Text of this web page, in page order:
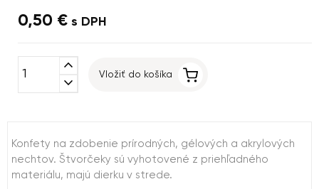
0,50 € s DPH
expand_less
expand_more
Vložiť do košíka
Konfety na zdobenie prírodných, gélových a akrylových
nechtov. Štvorčeky sú vyhotovené z priehľadného
materiálu, majú dierku v strede.